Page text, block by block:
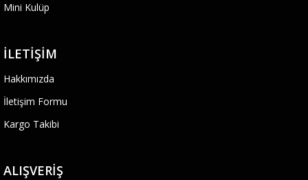
Mini Kulüp
İLETIŞIM
Hakkımızda
İletişim Formu
Kargo Takibi
ALIŞVERIŞ